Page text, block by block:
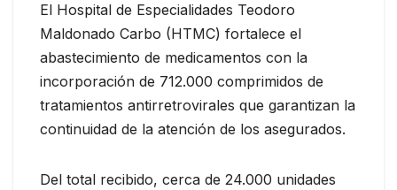
El Hospital de Especialidades Teodoro
Maldonado Carbo (HTMC) fortalece el
abastecimiento de medicamentos con la
incorporación de 712.000 comprimidos de
tratamientos antirretrovirales que garantizan la
continuidad de la atención de los asegurados.
Del total recibido, cerca de 24.000 unidades